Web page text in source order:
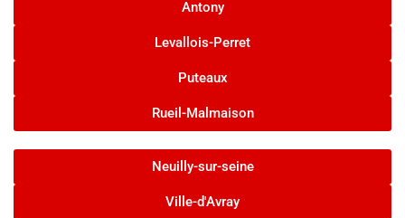
Antony
Levallois-Perret
Puteaux
Rueil-Malmaison
Neuilly-sur-seine
Ville-d'Avray